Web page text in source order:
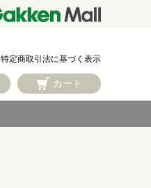
特定商取引法に基づく表示
カート